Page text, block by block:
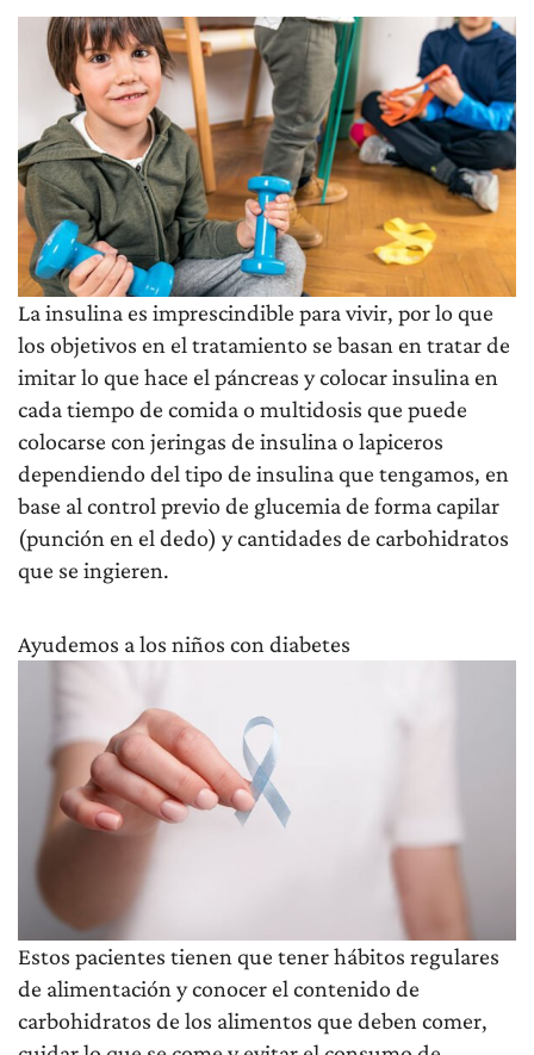
La insulina es imprescindible para vivir, por lo que
los objetivos en el tratamiento se basan en tratar de
imitar lo que hace el páncreas y colocar insulina en
cada tiempo de comida o multidosis que puede
colocarse con jeringas de insulina o lapiceros
dependiendo del tipo de insulina que tengamos, en
base al control previo de glucemia de forma capilar
(punción en el dedo) y cantidades de carbohidratos
que se ingieren.
Ayudemos a los niños con diabetes
Estos pacientes tienen que tener hábitos regulares
de alimentación y conocer el contenido de
carbohidratos de los alimentos que deben comer,